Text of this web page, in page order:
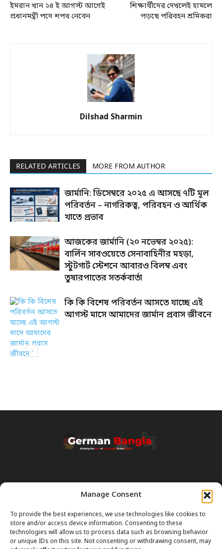
Manage Consent
To provide the best experiences, we use technologies like cookies to
store and/or access device information. Consenting to these
technologies will allow us to process data such as browsing behavior
or unique IDs on this site. Not consenting or withdrawing consent, may
ইমরান খান ১৪ ই আগস্ট আগেই
প্রধানমন্ত্রী পদে শপথ নেবেন
শিক্ষার্থীদের দেখলেই হামলে
পড়ছে পরিবহন শ্রমিকরা
Dilshad Sharmin
RELATED ARTICLES MORE FROM AUTHOR
জার্মানি: ডিসেম্বরে ২০২৫ এ আসছে ৭টি মূল
পরিবর্তন – নাগরিকত্ব, পরিবহন ও আর্থিক
খাতে প্রভাব
আজকের জার্মানি (২০ নভেম্বর ২০২৫):
বার্লিন সাবওয়েতে সেনাবাহিনীর মহড়া,
স্টুটগার্ট স্টেশনে আবারও বিলম্ব এবং
তুষারপাতের সতর্কবার্তা
কি কি বিশেষ পরিবর্তন আসতে যাচ্ছে এই
আগস্ট মাসে আমাদের জার্মান প্রবাস জীবনে
Transparency & Disclaimer:
Some content and images on this site are generated with the
assistance of Artificial Intelligence (AI). While we strive for accuracy, AI
can occasionally produce incorrect or outdated information.